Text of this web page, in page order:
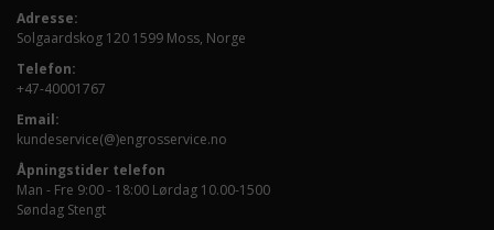
Adresse:
Solgaardskog 120 1599 Moss, Norge
Telefon:
+47-40001767
Email:
kundeservice(@)engrosservice.no
Åpningstider telefon
Man - Fre 9:00 - 18:00 Lørdag 10.00-1500
Søndag Stengt